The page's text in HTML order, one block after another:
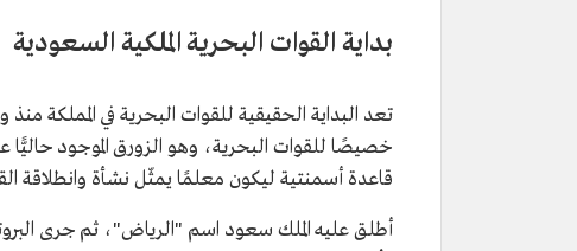
بداية القوات البحرية الملكية السعودية
تعد البداية الحقيقية للقوات البحرية في المملكة
خصيصًا للقوات البحرية، وهو الزورق الموجود حاليًّا
قاعدة أسمنتية ليكون معلمًا يمثّل نشأة وانطلاقة
أطلق عليه الملك سعود اسم "الرياض"، ثم جرى